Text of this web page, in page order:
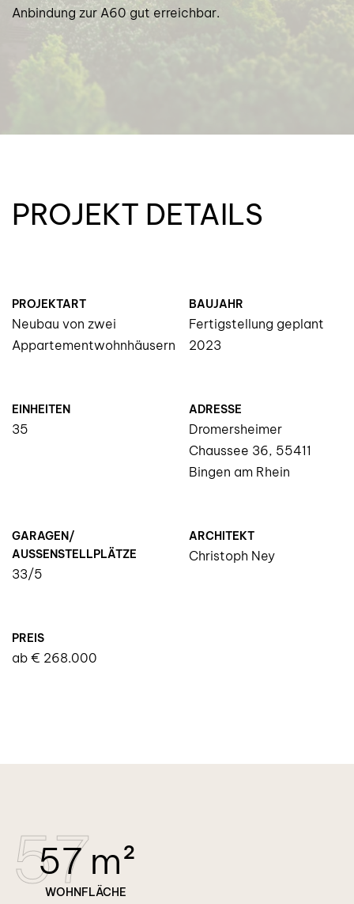
Anbindung zur A60 gut erreichbar.
PROJEKT DETAILS
PROJEKTART
Neubau von zwei
Appartementwohnhäusern
BAUJAHR
Fertigstellung geplant
2023
EINHEITEN
35
ADRESSE
Dromersheimer
Chaussee 36, 55411
Bingen am Rhein
GARAGEN/
AUSSENSTELLPLÄTZE
33/5
ARCHITEKT
Christoph Ney
PREIS
ab € 268.000
57
57 m²
WOHNFLÄCHE